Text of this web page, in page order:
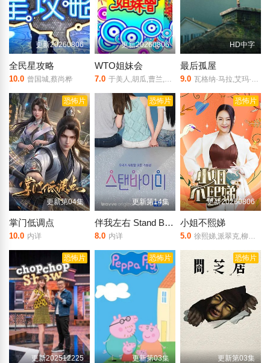
更新20260806
全民星攻略
10.0 曾国城,蔡尚桦
更新20260806
WTO姐妹会
7.0 于美人,胡瓜,曹兰,谢哲青,高伊玲,钟欣愉
HD中字
最后孤屋
9.0 瓦格纳·马拉,艾玛·霍,格蕾塔·李,西德·爱德华兹,刘易斯·古迪,奥黛丽·安德森,南希·鲍德温,陶妮·丰塔纳,杰德·奥金,奥利弗·亨利·阿诺德,加百列·钟,费莉西蒂·鲍恩,Riley·Chung,诺亚·亚历山大·索斯诺夫斯基
恐怖片
更新第04集
掌门低调点
10.0 内详
恐怖片
更新第14集
伴我左右 Stand BI Me
8.0 内详
恐怖片
更新20260806
小姐不熙娣
5.0 徐熙娣,派翠克,柳翰雅,许光汉,林柏宏,王净
恐怖片
更新202512225
恐怖片
更新第03集
恐怖片
更新第03集